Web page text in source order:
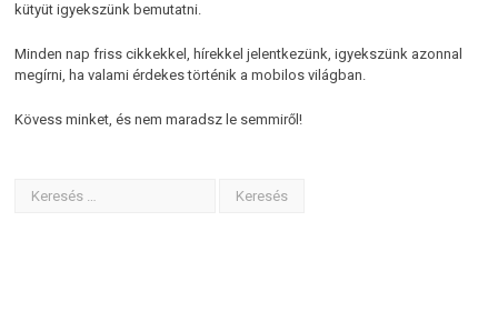
kütyüt igyekszünk bemutatni.
Minden nap friss cikkekkel, hírekkel jelentkezünk, igyekszünk azonnal
megírni, ha valami érdekes történik a mobilos világban.
Kövess minket, és nem maradsz le semmiről!